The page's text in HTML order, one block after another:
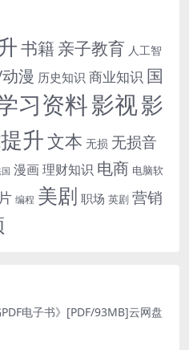
书籍 亲子教育 人工智
漫 历史知识 商业知识 国
习资料影视影
升文本 无损 无损音
漫画理财知识 电商 电脑软
编程 美剧 职场 英剧 营销
PDF电子书》[PDF/93MB]云网盘